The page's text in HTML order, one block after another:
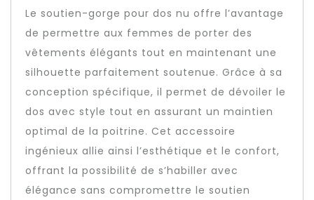
Le soutien-gorge pour dos nu offre l’avantage
de permettre aux femmes de porter des
vêtements élégants tout en maintenant une
silhouette parfaitement soutenue. Grâce à sa
conception spécifique, il permet de dévoiler le
dos avec style tout en assurant un maintien
optimal de la poitrine. Cet accessoire
ingénieux allie ainsi l’esthétique et le confort,
offrant la possibilité de s’habiller avec
élégance sans compromettre le soutien